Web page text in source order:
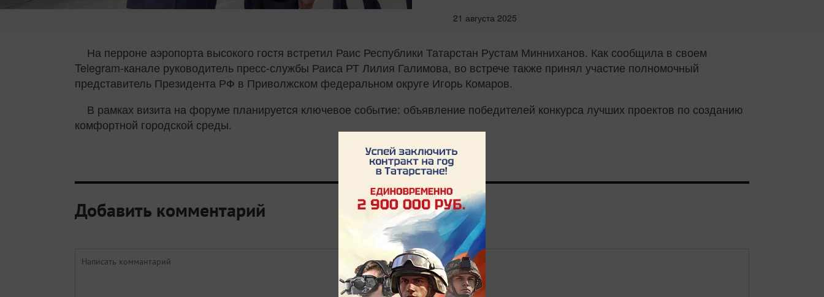
21 августа 2025
На перроне аэропорта высокого гостя встретил Раис Республики Татарстан Рустам Минниханов. Как сообщила в своем
Telegram-канале руководитель пресс-службы Раиса РТ Лилия Галимова, во встрече также принял участие полномочный
представитель Президента РФ в Приволжском федеральном округе Игорь Комаров.
В рамках визита на форуме планируется ключевое событие: объявление победителей конкурса лучших проектов по созданию
комфортной городской среды.
0
Добавить комментарий